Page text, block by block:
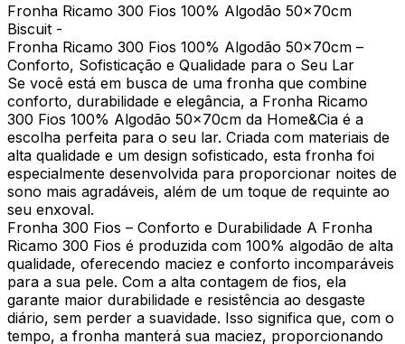
Fronha Ricamo 300 Fios 100% Algodão 50x70cm
Biscuit -
Fronha Ricamo 300 Fios 100% Algodão 50x70cm –
Conforto, Sofisticação e Qualidade para o Seu Lar
Se você está em busca de uma fronha que combine
conforto, durabilidade e elegância, a Fronha Ricamo
300 Fios 100% Algodão 50x70cm da Home&Cia é a
escolha perfeita para o seu lar. Criada com materiais de
alta qualidade e um design sofisticado, esta fronha foi
especialmente desenvolvida para proporcionar noites de
sono mais agradáveis, além de um toque de requinte ao
seu enxoval.
Fronha 300 Fios – Conforto e Durabilidade A Fronha
Ricamo 300 Fios é produzida com 100% algodão de alta
qualidade, oferecendo maciez e conforto incomparáveis
para a sua pele. Com a alta contagem de fios, ela
garante maior durabilidade e resistência ao desgaste
diário, sem perder a suavidade. Isso significa que, com o
tempo, a fronha manterá sua maciez, proporcionando